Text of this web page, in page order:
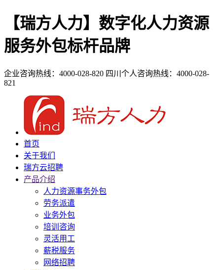
【瑞方人力】数字化人力资源
服务外包标杆品牌
企业咨询热线：4000-028-820 四川个人咨询热线：4000-028-
821
首页
关于我们
瑞方云招聘
产品介绍
人力资源事务外包
劳务派遣
业务外包
培训咨询
灵活用工
薪税服务
网络招聘